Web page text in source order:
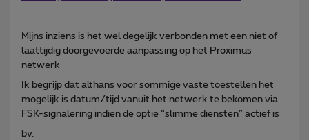
Mijns inziens is het wel degelijk verbonden met een niet of
laattijdig doorgevoerde aanpassing op het Proximus
netwerk
Ik begrijp dat althans voor sommige vaste toestellen het
mogelijk is datum/tijd vanuit het netwerk te bekomen via
FSK-signalering indien de optie “slimme diensten” actief is
bv.